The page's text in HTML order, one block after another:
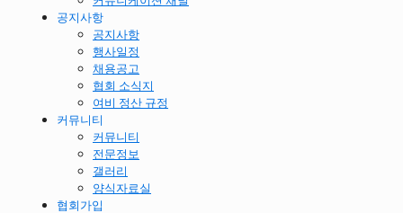
공지사항
공지사항
행사일정
채용공고
협회 소식지
여비 정산 규정
커뮤니티
커뮤니티
전문정보
갤러리
양식자료실
협회가입